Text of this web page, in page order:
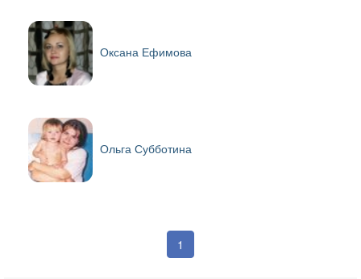
Оксана Ефимова
Ольга Субботина
1